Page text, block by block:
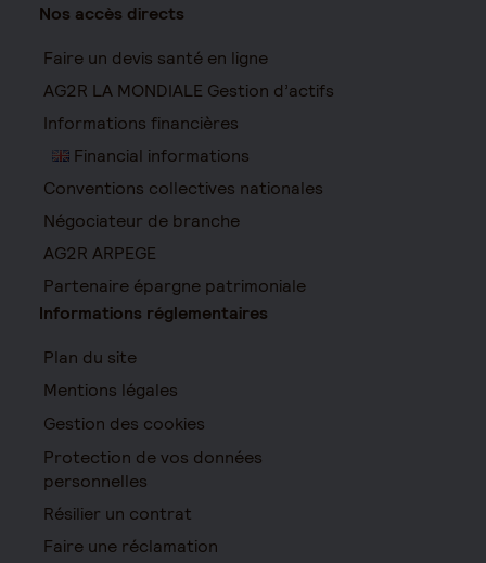
Nos accès directs
Faire un devis santé en ligne
AG2R LA MONDIALE Gestion d’actifs
Informations financières
Financial informations
Conventions collectives nationales
Négociateur de branche
AG2R ARPEGE
Partenaire épargne patrimoniale
Informations réglementaires
Plan du site
Mentions légales
Gestion des cookies
Protection de vos données
personnelles
Résilier un contrat
Faire une réclamation